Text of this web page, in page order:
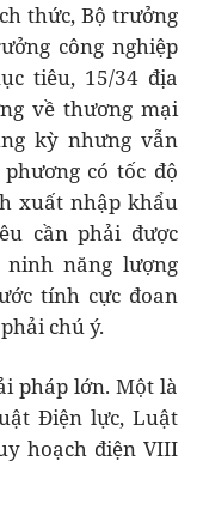
thức, Bộ trưởng
công nghiệp
tiêu, 15/34 địa
về thương mại
kỳ nhưng vẫn
có tốc độ
xuất nhập khẩu
cần phải được
năng lượng
tính cực đoan
chú ý.
pháp lớn. Một là
Điện lực, Luật
hoạch điện VIII